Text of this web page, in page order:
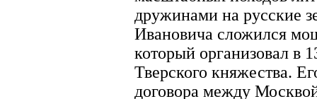
дружинами на русские
Ивановича сложился
который организовал в
Тверского княжества.
договора между